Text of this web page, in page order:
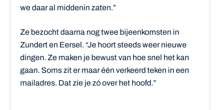
we daar al middenin zaten.”
Ze bezocht daarna nog twee bijeenkomsten in
Zundert en Eersel. “Je hoort steeds weer nieuwe
dingen. Ze maken je bewust van hoe snel het kan
gaan. Soms zit er maar één verkeerd teken in een
mailadres. Dat zie je zó over het hoofd.”